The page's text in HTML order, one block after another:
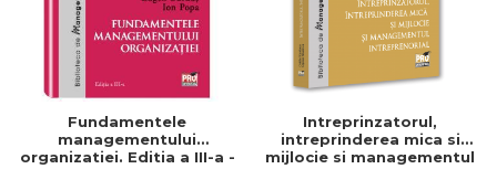
Fundamentele
managementului
organizatiei. Editia a III-a -
Intreprinzatorul,
intreprinderea mica si
mijlocie si managementul